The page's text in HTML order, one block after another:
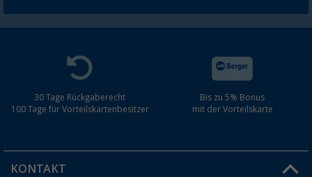
30 Tage Rückgaberecht
100 Tage für Vorteilskartenbesitzer
Bis zu 5% Bonus
mit der Vorteilskarte
KONTAKT